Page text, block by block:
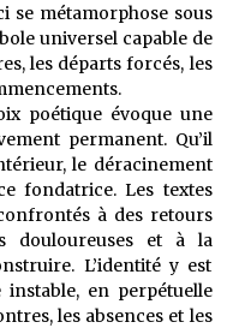
se métamorphose sous
universel capable de
les départs forcés, les
poétique évoque une
permanent. Qu’il
le déracinement
fondatrice. Les textes
à des retours
douloureuses et à la
L’identité y est
en perpétuelle
les absences et les